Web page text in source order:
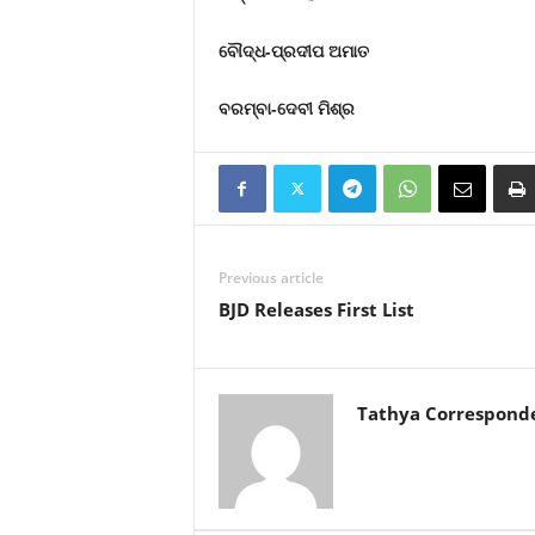
ବୌଦ୍ଧ-ପ୍ରଦୀପ ଅମାତ
ବରମ୍ବା-ଦେବୀ ମିଶ୍ର
Previous article
BJD Releases First List
Tathya